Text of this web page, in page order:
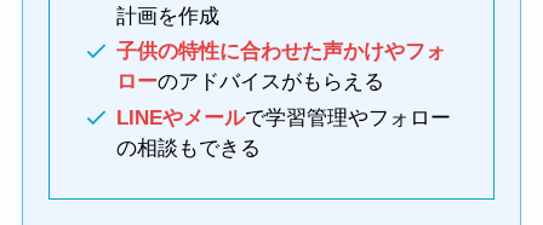
計画を作成
子供の特性に合わせた声かけやフォ
ローのアドバイスがもらえる
LINEやメールで学習管理やフォロー
の相談もできる